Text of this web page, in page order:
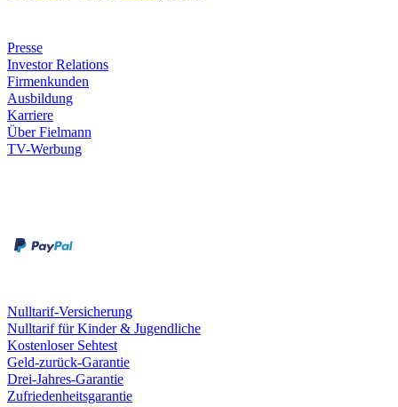
Presse
Investor Relations
Firmenkunden
Ausbildung
Karriere
Über Fielmann
TV-Werbung
Nulltarif-Versicherung
Nulltarif für Kinder & Jugendliche
Kostenloser Sehtest
Geld-zurück-Garantie
Drei-Jahres-Garantie
Zufriedenheitsgarantie